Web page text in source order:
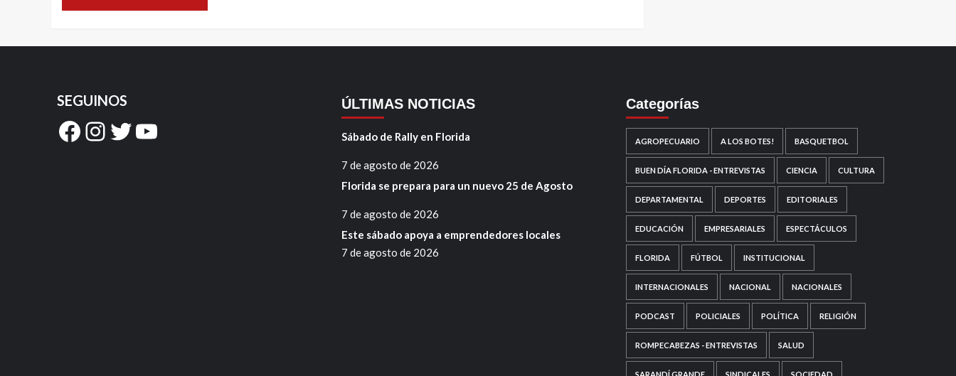
SEGUINOS
Facebook
Instagram
Twitter
YouTube
ÚLTIMAS NOTICIAS
Sábado de Rally en Florida
7 de agosto de 2026
Florida se prepara para un nuevo 25 de Agosto
7 de agosto de 2026
Este sábado apoya a emprendedores locales
7 de agosto de 2026
Categorías
AGROPECUARIO A LOS BOTES! BASQUETBOL
BUEN DÍA FLORIDA - ENTREVISTAS CIENCIA CULTURA
DEPARTAMENTAL DEPORTES EDITORIALES
EDUCACIÓN EMPRESARIALES ESPECTÁCULOS
FLORIDA FÚTBOL INSTITUCIONAL
INTERNACIONALES NACIONAL NACIONALES
PODCAST POLICIALES POLÍTICA RELIGIÓN
ROMPECABEZAS - ENTREVISTAS SALUD
SARANDÍ GRANDE SINDICALES SOCIEDAD